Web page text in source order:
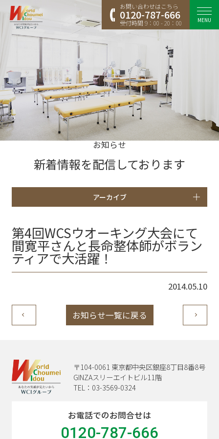
お問い合わせはこちら
0120-787-666
受付時間 9：00 - 20：00 MENU
お知らせ
新着情報を配信しております
アーカイブ
第4回WCSウオーキング大会にて
間寛平さんと長命整体師がボラン
ティアで大活躍！
2014.05.10
お知らせ一覧に戻る
〒104-0061 東京都中央区銀座8丁目8番8号
GINZAスリーエイトビル11階
TEL：03-3569-0324
お電話でのお問合せは
0120-787-666